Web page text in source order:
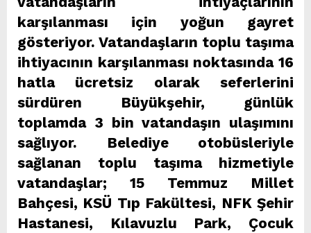
karşılanması için yoğun gayret
gösteriyor. Vatandaşların toplu taşıma
ihtiyacının karşılanması noktasında 16
hatla ücretsiz olarak seferlerini
sürdüren Büyükşehir, günlük
toplamda 3 bin vatandaşın ulaşımını
sağlıyor. Belediye otobüsleriyle
sağlanan toplu taşıma hizmetiyle
vatandaşlar; 15 Temmuz Millet
Bahçesi, KSÜ Tıp Fakültesi, NFK Şehir
Hastanesi, Kılavuzlu Park, Çocuk